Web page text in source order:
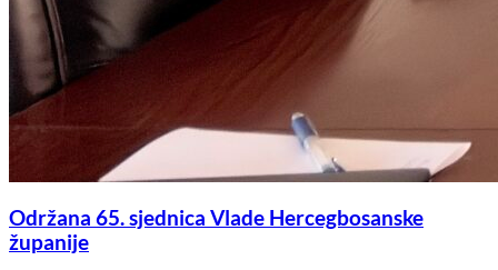
Održana 65. sjednica Vlade Hercegbosanske
županije